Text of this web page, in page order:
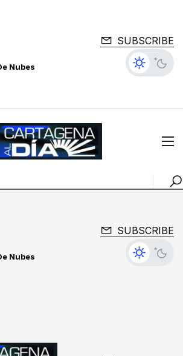
Nubes
SUBSCRIBE
Nubes
SUBSCRIBE